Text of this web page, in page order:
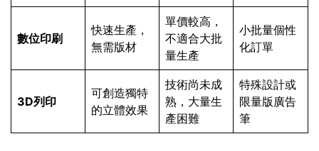
數位印刷
快速生產，
無需版材
單價較高，
不適合大批
量生產
小批量個性
化訂單
3D列印
可創造獨特
的立體效果
技術尚未成
熟，大量生
產困難
特殊設計或
限量版廣告
筆